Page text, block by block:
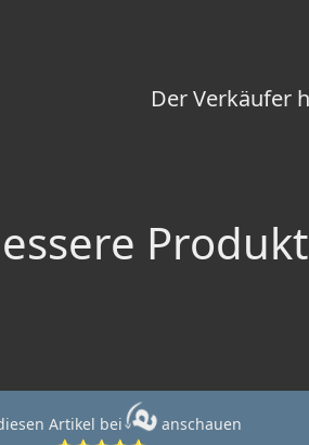
Der Verkäufer
Artikel bei
anschauen